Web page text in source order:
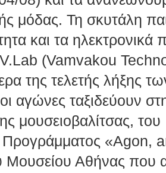
μόδας. Τη σκυτάλη
και τα ηλεκτρονικά
(Vamvakou
της τελετής λήξης
αγώνες ταξιδεύουν
μουσειοβαλίτσας, του
Προγράμματος «Agon,
Μουσείου Αθήνας που